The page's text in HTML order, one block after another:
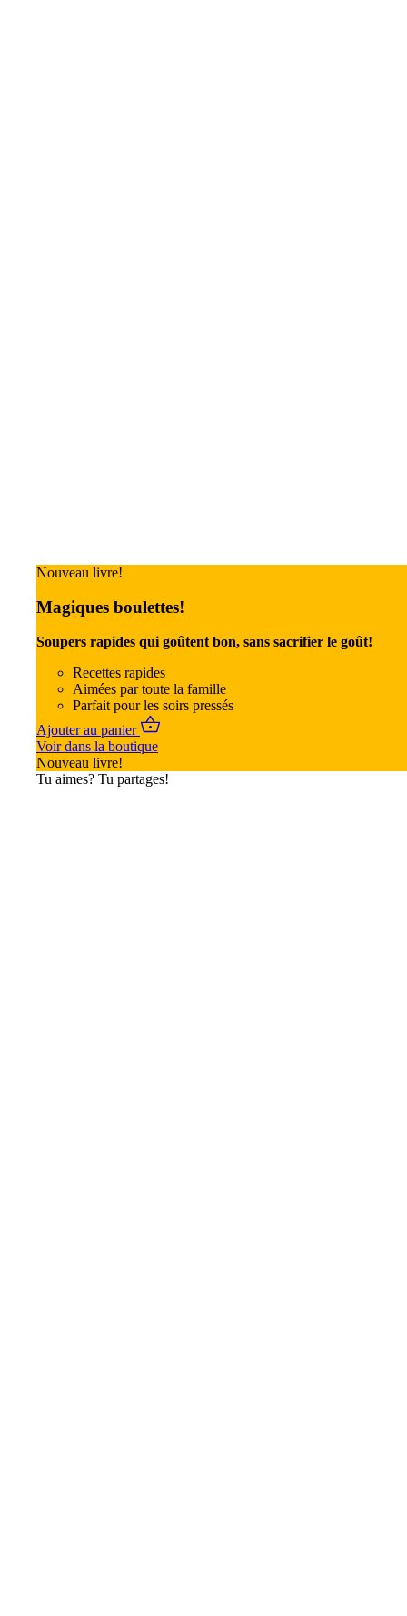
Nouveau livre!
Magiques boulettes!
Soupers rapides qui goûtent bon, sans sacrifier le goût!
Recettes rapides
Aimées par toute la famille
Parfait pour les soirs pressés
Ajouter au panier
Voir dans la boutique
Nouveau livre!
Tu aimes? Tu partages!